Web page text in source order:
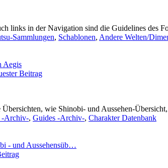
links in der Navigation sind die Guidelines des
Sammlungen, Schablonen, Andere Welten/
Aegis
Beitrag
wie Shinobi- und Aussehen-
-Archiv-, Guides -Archiv-, Charakter Datenbank
- und Aussehensüb…